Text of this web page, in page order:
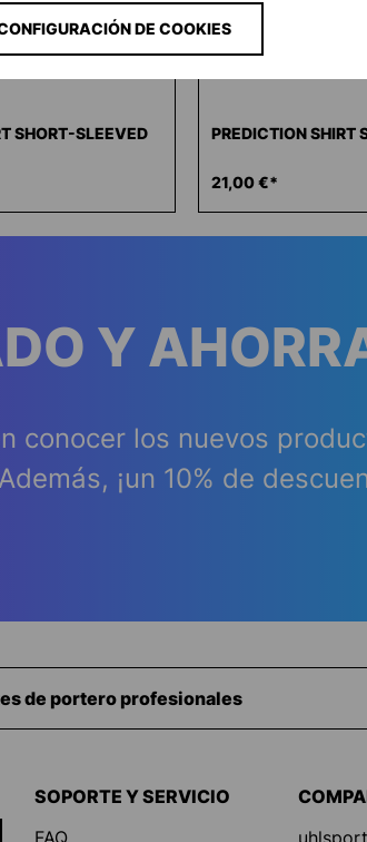
SHORT-SLEEVED PREDICTION SHIRT
21,00 €*
Y
conocer los nuevos
¡un 10% de
para porteros
SOPORTE Y SERVICIO
FAQ
DE COOKIES